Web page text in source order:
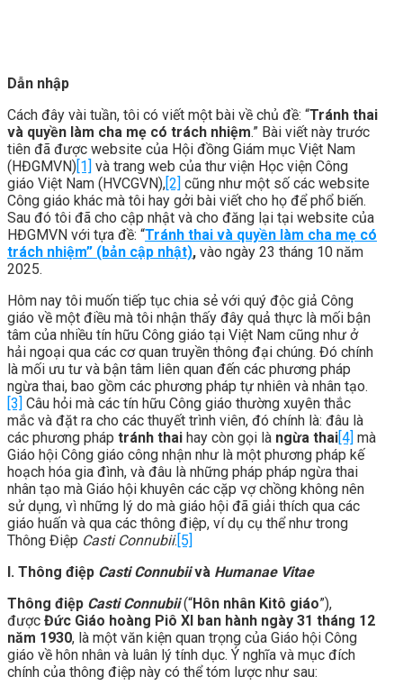
Dẫn nhập
Cách đây vài tuần, tôi có viết một bài về chủ đề: “Tránh thai
và quyền làm cha mẹ có trách nhiệm.” Bài viết này trước
tiên đã được website của Hội đồng Giám mục Việt Nam
(HĐGMVN) [1] và trang web của thư viện Học viện Công
giáo Việt Nam (HVCGVN), [2] cũng như một số các website
Công giáo khác mà tôi hay gởi bài viết cho họ để phổ biến.
Sau đó tôi đã cho cập nhật và cho đăng lại tại website của
HĐGMVN với tựa đề: “Tránh thai và quyền làm cha mẹ có
trách nhiệm” (bản cập nhật), vào ngày 23 tháng 10 năm
2025.
Hôm nay tôi muốn tiếp tục chia sẻ với quý độc giả Công
giáo về một điều mà tôi nhận thấy đây quả thực là mối bận
tâm của nhiều tín hữu Công giáo tại Việt Nam cũng như ở
hải ngoại qua các cơ quan truyền thông đại chúng. Đó chính
là mối ưu tư và bận tâm liên quan đến các phương pháp
ngừa thai, bao gồm các phương pháp tự nhiên và nhân tạo.
[3] Câu hỏi mà các tín hữu Công giáo thường xuyên thắc
mắc và đặt ra cho các thuyết trình viên, đó chính là: đâu là
các phương pháp tránh thai hay còn gọi là ngừa thai [4] mà
Giáo hội Công giáo công nhận như là một phương pháp kế
hoạch hóa gia đình, và đâu là những pháp pháp ngừa thai
nhân tạo mà Giáo hội khuyên các cặp vợ chồng không nên
sử dụng, vì những lý do mà giáo hội đã giải thích qua các
giáo huấn và qua các thông điệp, ví dụ cụ thể như trong
Thông Điệp Casti Connubii. [5]
I. Thông điệp Casti Connubiivà Humanae Vitae
Thông điệp Casti Connubii(“Hôn nhân Kitô giáo”),
được Đức Giáo hoàng Piô XI ban hành ngày 31 tháng 12
năm 1930, là một văn kiện quan trọng của Giáo hội Công
giáo về hôn nhân và luân lý tính dục. Ý nghĩa và mục đích
chính của thông điệp này có thể tóm lược như sau: